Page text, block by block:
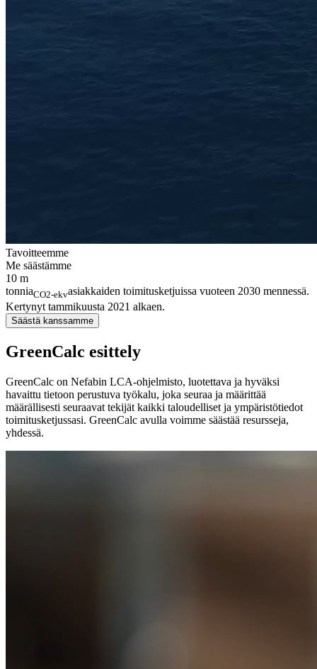
Tavoitteemme
Me säästämme
10 m
tonniaCO2-ekvasiakkaiden toimitusketjuissa vuoteen 2030 mennessä.
Kertynyt tammikuusta 2021 alkaen.
Säästä kanssamme
GreenCalc esittely
GreenCalc on Nefabin LCA-ohjelmisto, luotettava ja hyväksi
havaittu tietoon perustuva työkalu, joka seuraa ja määrittää
määrällisesti seuraavat tekijät kaikki taloudelliset ja ympäristötiedot
toimitusketjussasi. GreenCalc avulla voimme säästää resursseja,
yhdessä.